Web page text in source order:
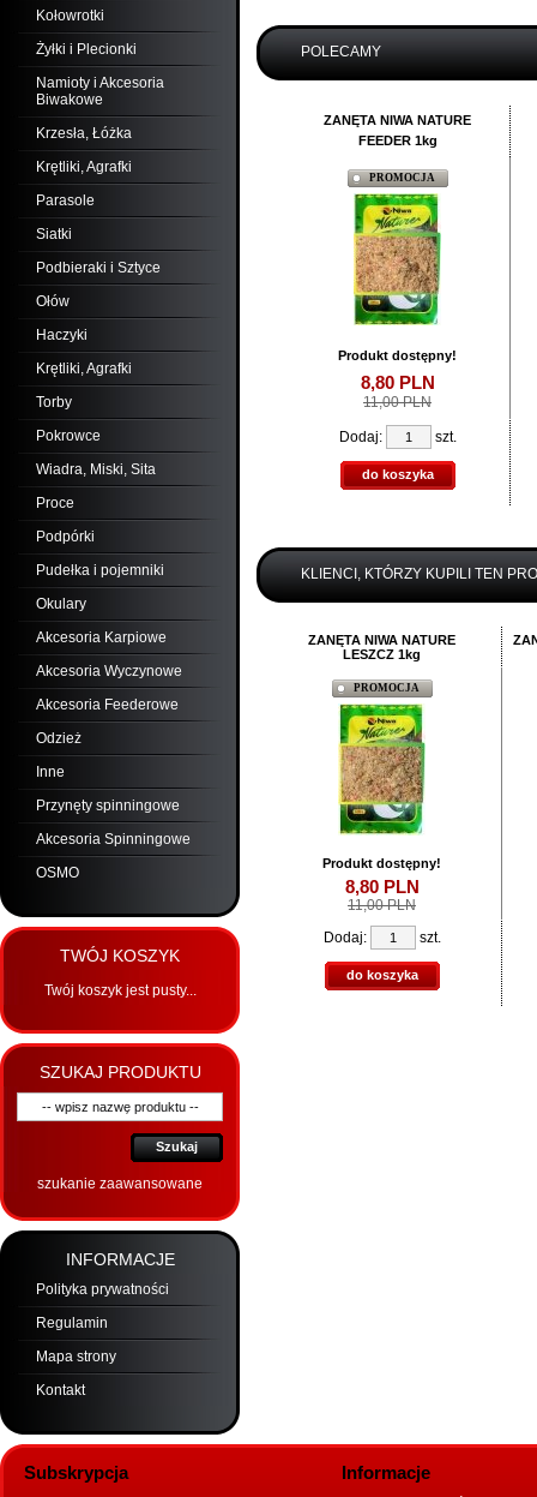
Kołowrotki
Żyłki i Plecionki
Namioty i Akcesoria
Biwakowe
Krzesła, Łóżka
Krętliki, Agrafki
Parasole
Siatki
Podbieraki i Sztyce
Ołów
Haczyki
Krętliki, Agrafki
Torby
Pokrowce
Wiadra, Miski, Sita
Proce
Podpórki
Pudełka i pojemniki
Okulary
Akcesoria Karpiowe
Akcesoria Wyczynowe
Akcesoria Feederowe
Odzież
Inne
Przynęty spinningowe
Akcesoria Spinningowe
OSMO
TWÓJ KOSZYK
Twój koszyk jest pusty...
SZUKAJ PRODUKTU
Szukaj
szukanie zaawansowane
INFORMACJE
Polityka prywatności
Regulamin
Mapa strony
Kontakt
POLECAMY
ZANĘTA NIWA NATURE
FEEDER 1kg
PROMOCJA
Produkt dostępny!
8,80PLN
11,00 PLN
Dodaj: szt.
do koszyka
KLIENCI, KTÓRZY KUPILI TEN
ZANĘTA NIWA NATURE
LESZCZ 1kg
PROMOCJA
Produkt dostępny!
8,80PLN
11,00 PLN
Dodaj:
szt.
do koszyka
Informacje
Subskrypcja